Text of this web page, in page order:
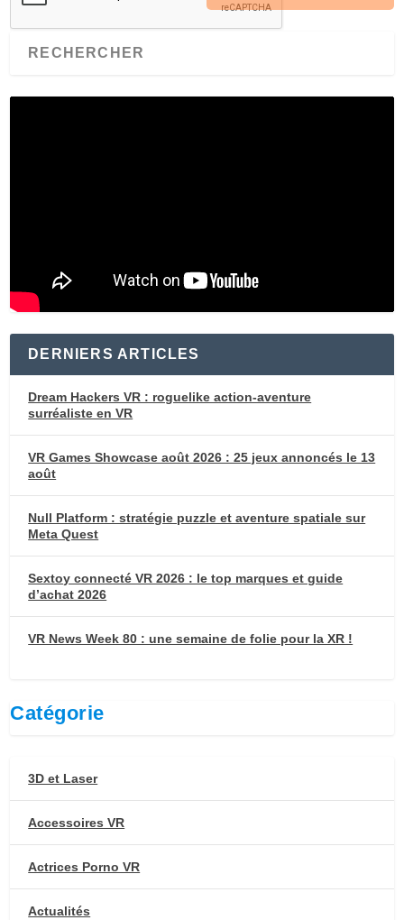
DERNIERS ARTICLES
Dream Hackers VR : roguelike action-aventure
surréaliste en VR
VR Games Showcase août 2026 : 25 jeux annoncés le 13
août
Null Platform : stratégie puzzle et aventure spatiale sur
Meta Quest
Sextoy connecté VR 2026 : le top marques et guide
d’achat 2026
VR News Week 80 : une semaine de folie pour la XR !
Catégorie
3D et Laser
Accessoires VR
Actrices Porno VR
Actualités